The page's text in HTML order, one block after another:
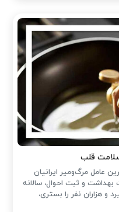
قلب
عامل مرگ‌ومیر ایرانیان
بهداشت و ثبت احوال، سالانه
را می‌گیرد و هزاران نفر را بستری،